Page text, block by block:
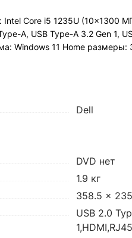
Core i5 1235U (10x1300
A, USB Type-A 3.2 Gen 1,
Windows 11 Home
Dell
DVD нет
1.9 кг
358.5 x
USB 2.0